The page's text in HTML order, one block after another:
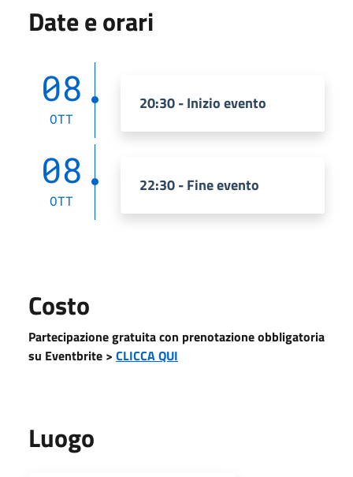
Date e orari
08
OTT
20:30 - Inizio evento
08
OTT
22:30 - Fine evento
Costo
Partecipazione gratuita con prenotazione obbligatoria
su Eventbrite > CLICCA QUI
Luogo